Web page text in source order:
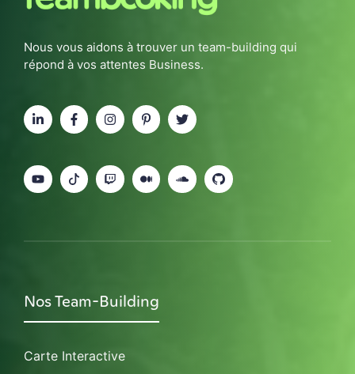
Nous vous aidons à trouver un team-building qui
répond à vos attentes Business.
Nos Team-Building
Carte Interactive